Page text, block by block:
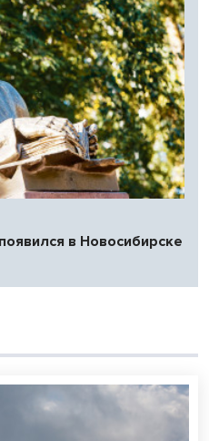
в Новосибирске